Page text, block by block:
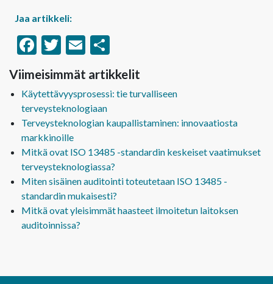
Jaa artikkeli:
Facebook
Twitter
Email
Viimeisimmät artikkelit
Käytettävyysprosessi: tie turvalliseen
terveysteknologiaan
Terveysteknologian kaupallistaminen: innovaatiosta
markkinoille
Mitkä ovat ISO 13485 -standardin keskeiset vaatimukset
terveysteknologiassa?
Miten sisäinen auditointi toteutetaan ISO 13485 -
standardin mukaisesti?
Mitkä ovat yleisimmät haasteet ilmoitetun laitoksen
auditoinnissa?